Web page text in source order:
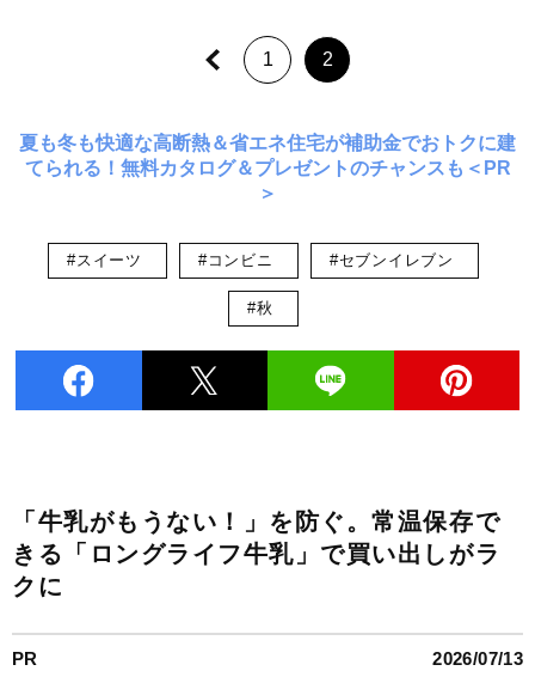
1 2
夏も冬も快適な高断熱＆省エネ住宅が補助金でおトクに建
てられる！無料カタログ＆プレゼントのチャンスも＜PR
＞
#スイーツ #コンビニ #セブンイレブン
#秋
「牛乳がもうない！」を防ぐ。常温保存で
きる「ロングライフ牛乳」で買い出しがラ
クに
PR 2026/07/13